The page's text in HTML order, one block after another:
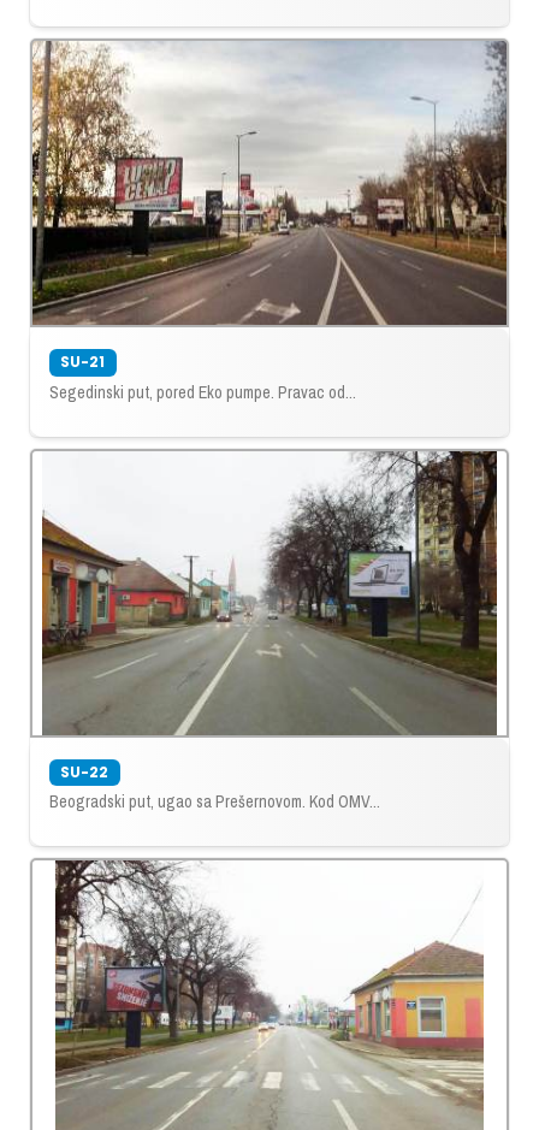
SU-21
Segedinski put, pored Eko pumpe. Pravac od...
SU-22
Beogradski put, ugao sa Prešernovom. Kod OMV...